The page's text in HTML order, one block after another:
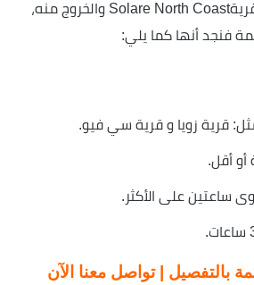
الساحرة، كما يقع على محاور وطرق رئيسية، مما يجعل الوصول إلى قريةSolare North Coast والخروج منه،
فنجد أنها كما يلي:
قرية زويا و قرية سي فيو.
ساعتين على الأكثر.
بالتفصيل | تواصل معنا الآن